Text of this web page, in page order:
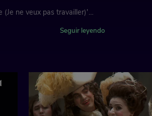
(Je ne veux pas travailler)'
Seguir leyendo